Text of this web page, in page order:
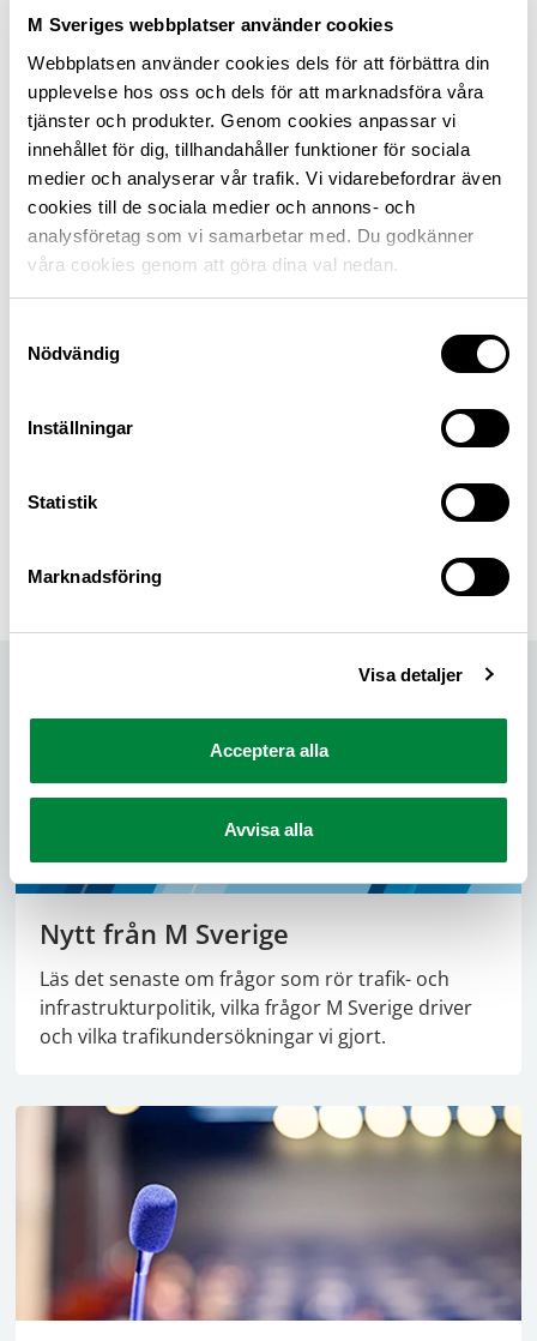
M Sveriges webbplatser använder cookies
Webbplatsen använder cookies dels för att förbättra din
upplevelse hos oss och dels för att marknadsföra våra
tjänster och produkter. Genom cookies anpassar vi
innehållet för dig, tillhandahåller funktioner för sociala
medier och analyserar vår trafik. Vi vidarebefordrar även
cookies till de sociala medier och annons- och
analysföretag som vi samarbetar med. Du godkänner
våra cookies genom att göra dina val nedan.
Nödvändig
Inställningar
Statistik
Marknadsföring
Visa detaljer
Acceptera alla
Avvisa alla
problem för en privatperson som inte kan använda
Motormännen efterlyser därför även en utredning av
reglerna för att underlätta för privata markägare att
flytta fordon från sina fastigheter.
Motormännens Riksförbund
Christer B. Andersson, Stf VD
Nytt från M Sverige
Läs det senaste om frågor som rör trafik- och
infrastrukturpolitik, vilka frågor M Sverige driver
och vilka trafikundersökningar vi gjort.